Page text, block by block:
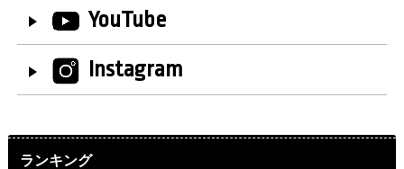
YouTube
Instagram
ランキング